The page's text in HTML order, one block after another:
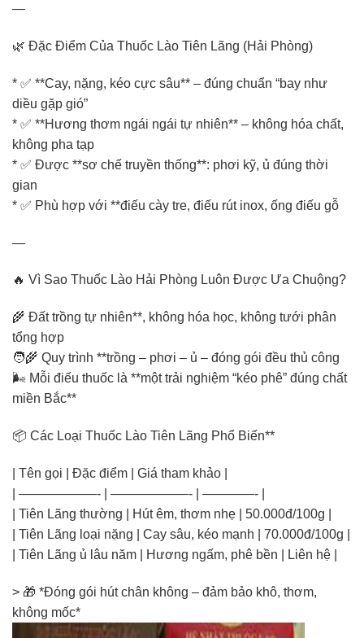
—
🌿 Đặc Điểm Của Thuốc Lào Tiên Lãng (Hải Phòng)
* ✅ **Cay, nặng, kéo cực sâu** – đúng chuẩn “bay như
diều gặp gió”
* ✅ **Hương thơm ngái ngái tự nhiên** – không hóa chất,
không pha tạp
* ✅ Được **sơ chế truyền thống**: phơi kỹ, ủ đúng thời
gian
* ✅ Phù hợp với **điếu cày tre, điếu rút inox, ống điếu gỗ
—
🔥 Vì Sao Thuốc Lào Hải Phòng Luôn Được Ưa Chuộng?
🌾 Đất trồng tự nhiên**, không hóa học, không tưới phân
tổng hợp
🧑‍🌾 Quy trình **trồng – phơi – ủ – đóng gói đều thủ công
🌬️ Mỗi điếu thuốc là **một trải nghiệm “kéo phê” đúng chất
miền Bắc**
📦 Các Loại Thuốc Lào Tiên Lãng Phổ Biến**
| Tên gọi | Đặc điểm | Giá tham khảo |
| ——————- | ——————- | ————- |
| Tiên Lãng thường | Hút êm, thơm nhẹ | 50.000đ/100g |
| Tiên Lãng loại nặng | Cay sâu, kéo mạnh | 70.000đ/100g |
| Tiên Lãng ủ lâu năm | Hương ngấm, phê bền | Liên hệ |
> 🎁 *Đóng gói hút chân không – đảm bảo khô, thơm,
không mốc*